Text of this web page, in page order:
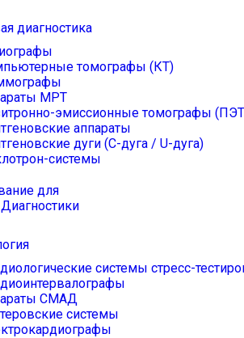
диагностика
томографы (КТ)
МРТ
эмиссионные томографы
аппараты
дуги (С-дуга / U-дуга)
системы
для
системы стресс-
СМАД
системы